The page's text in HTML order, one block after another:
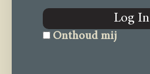
Onthoud mij
Log In